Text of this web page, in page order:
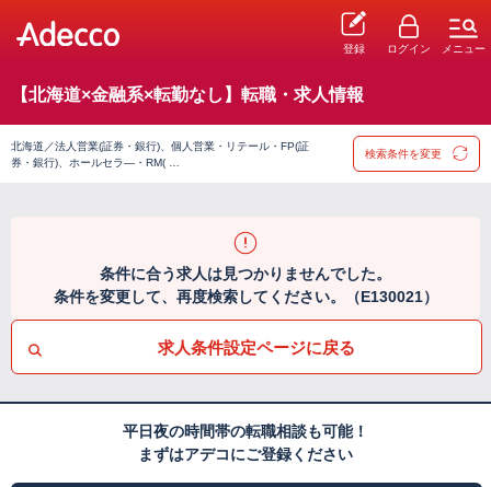
登録 ログイン メニュー
【北海道×金融系×転勤なし】転職・求人情報
北海道／法人営業(証券・銀行)、個人営業・リテール・FP(証
券・銀行)、ホールセラ―・RM( …
検索条件を変更
条件に合う求人は見つかりませんでした。
条件を変更して、再度検索してください。（E130021）
求人条件設定ページに戻る
平日夜の時間帯の転職相談も可能！
まずはアデコにご登録ください